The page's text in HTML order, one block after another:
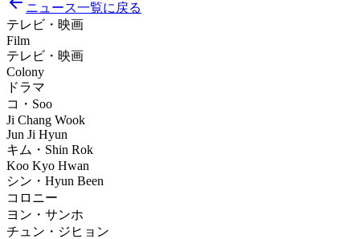
ニュース一覧に戻る
テレビ・映画
Film
テレビ・映画
Colony
ドラマ
コ・Soo
Ji Chang Wook
Jun Ji Hyun
キム・Shin Rok
Koo Kyo Hwan
シン・Hyun Been
コロニー
ヨン・サンホ
チュン・ジヒョン